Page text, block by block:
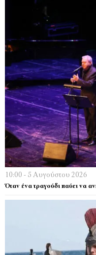
10:00 - 5 Αυγούστου 2026
Όταν ένα τραγούδι παύει να